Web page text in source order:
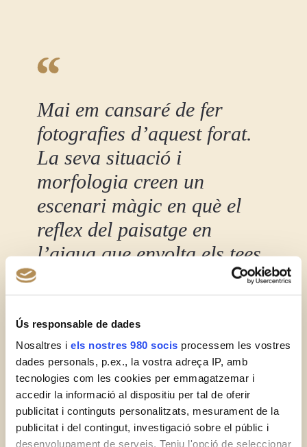
Ús responsable de dades
Nosaltres i els nostres 980 socis processem les vostres
dades personals, p.ex., la vostra adreça IP, amb
tecnologies com les cookies per emmagatzemar i
accedir la informació al dispositiu per tal de oferir
publicitat i continguts personalitzats, mesurament de la
publicitat i del contingut, investigació sobre el públic i
desenvolupament de serveis. Teniu l'opció de seleccionar
Mai em cansaré de fer
fotografies d’aquest forat.
La seva situació i
morfologia creen un
escenari màgic en què el
reflex del paisatge en
l’aigua que envolta els tees
de sortida dóna molt joc
per a un aficionat a la
fotografia
Peter Haul – Jugador Professional de Golf